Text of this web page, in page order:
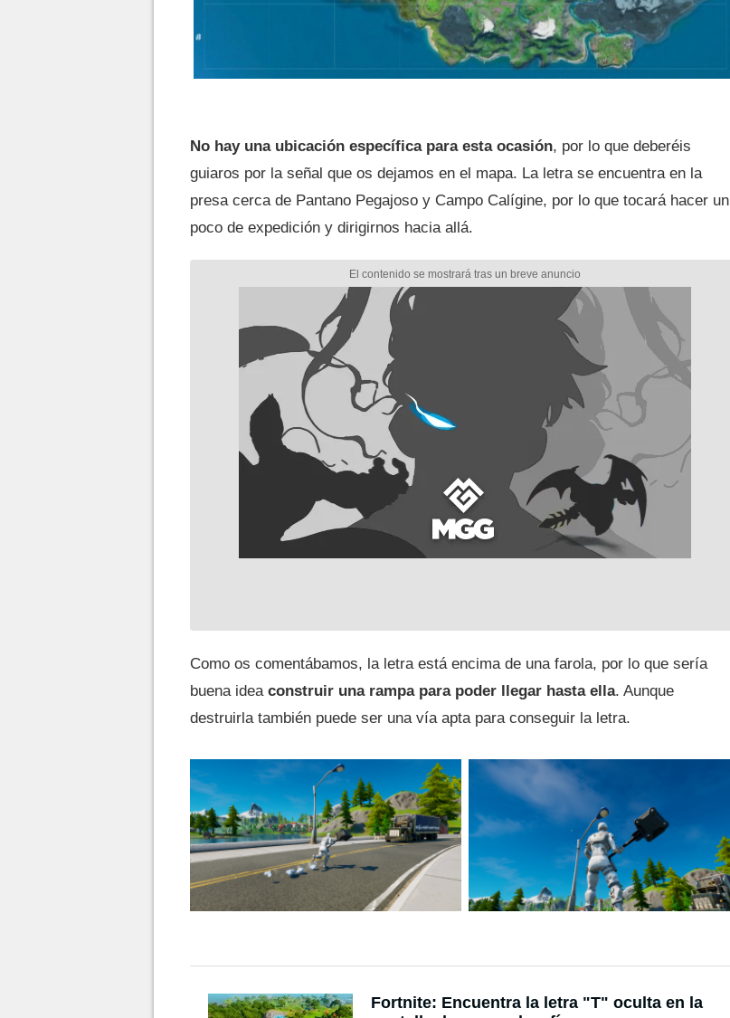
No hay una ubicación específica para esta ocasión, por lo que deberéis
guiaros por la señal que os dejamos en el mapa. La letra se encuentra en la
presa cerca de Pantano Pegajoso y Campo Calígine, por lo que tocará hacer un
poco de expedición y dirigirnos hacia allá.
Como os comentábamos, la letra está encima de una farola, por lo que sería
buena idea construir una rampa para poder llegar hasta ella. Aunque
destruirla también puede ser una vía apta para conseguir la letra.
Fortnite: Encuentra la letra "T" oculta en la